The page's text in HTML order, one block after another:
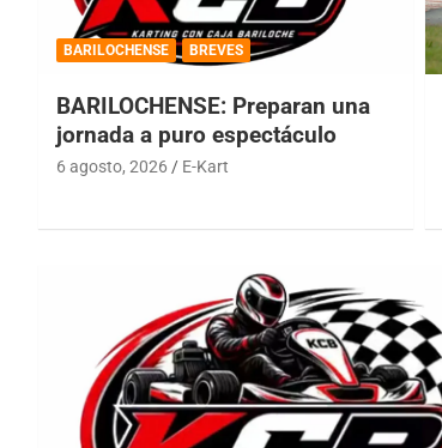
BARILOCHENSE BREVES
BARILOCHENSE: Preparan una
jornada a puro espectáculo
6 agosto, 2026 E-Kart